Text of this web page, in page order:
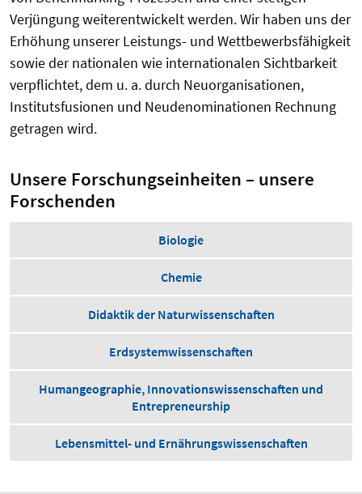
Verjüngung weiterentwickelt werden. Wir haben uns der
Erhöhung unserer Leistungs- und Wettbewerbsfähigkeit
sowie der nationalen wie internationalen Sichtbarkeit
verpflichtet, dem u. a. durch Neuorganisationen,
Institutsfusionen und Neudenominationen Rechnung
getragen wird.
Unsere Forschungseinheiten – unsere
Forschenden
Biologie
Chemie
Didaktik der Naturwissenschaften
Erdsystemwissenschaften
Humangeographie, Innovations­wissenschaften und
Entre­preneurship
Lebensmittel- und Ernährungswissenschaften